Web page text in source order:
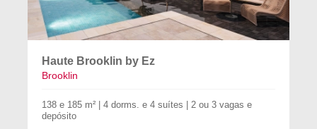
Haute Brooklin by Ez
Brooklin
138 e 185 m² | 4 dorms. e 4 suítes | 2 ou 3 vagas e
depósito